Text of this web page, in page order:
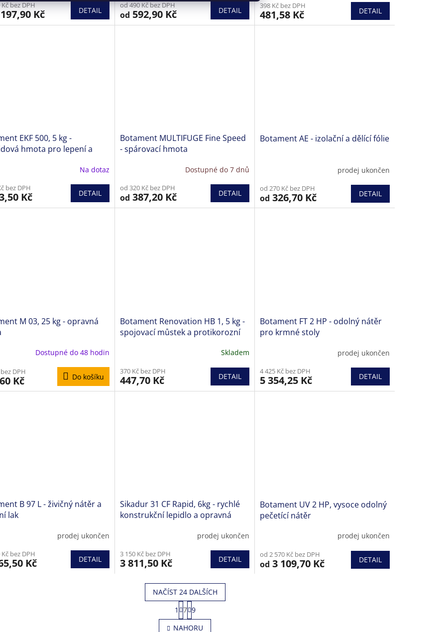
bez DPH
Kč DETAIL
od 490 Kč bez DPH
od 592,90 Kč DETAIL
398 Kč bez DPH
481,58 Kč DETAIL
EKF 500, 5 kg -
hmota pro lepení a
Na dotaz
bez DPH
Kč DETAIL
Botament MULTIFUGE Fine Speed
- spárovací hmota
Dostupné do 7 dnů
od 320 Kč bez DPH
od 387,20 Kč DETAIL
Botament AE - izolační a dělící fólie
produktu
je
5,0
prodej ukončen
od 270 Kč bez DPH
od 326,70 Kč DETAIL
M 03, 25 kg - opravná
Dostupné do 48 hodin
DPH
Kč Do košíku
Botament Renovation HB 1, 5 kg -
spojovací můstek a protikorozní
Skladem
370 Kč bez DPH
447,70 Kč DETAIL
Botament FT 2 HP - odolný nátěr
pro krmné stoly
prodej ukončen
4 425 Kč bez DPH
5 354,25 Kč DETAIL
B 97 L - živičný nátěr a
lak
prodej ukončen
bez DPH
Kč DETAIL
Sikadur 31 CF Rapid, 6kg - rychlé
konstrukční lepidlo a opravná
produktu
je
hvězdiček.
prodej ukončen
3 150 Kč bez DPH
3 811,50 Kč DETAIL
Botament UV 2 HP, vysoce odolný
pečetící nátěr
prodej ukončen
od 2 570 Kč bez DPH
od 3 109,70 Kč DETAIL
O
v
NAČÍST 24 DALŠÍCH
S
t
r
1 7 9
NAHORU